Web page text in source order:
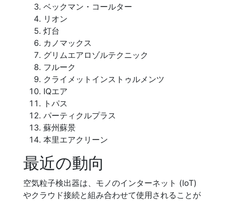
ベックマン・コールター
リオン
灯台
カノマックス
グリムエアロゾルテクニック
フルーク
クライメットインストゥルメンツ
IQエア
トパス
パーティクルプラス
蘇州蘇景
本里エアクリーン
最近の動向
空気粒子検出器は、モノのインターネット (IoT)
やクラウド接続と組み合わせて使用されることが